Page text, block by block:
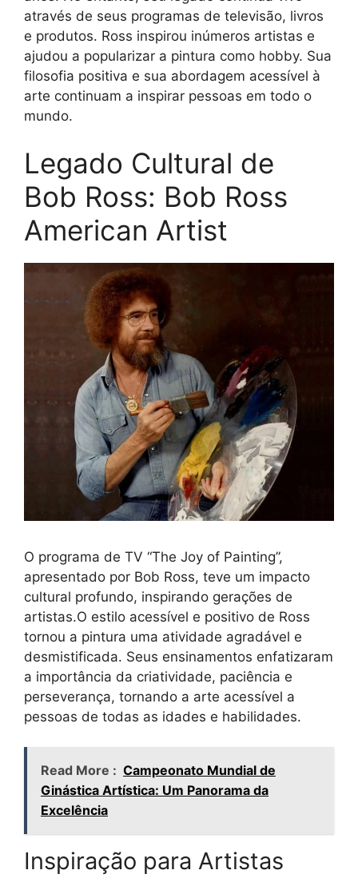
através de seus programas de televisão, livros
e produtos. Ross inspirou inúmeros artistas e
ajudou a popularizar a pintura como hobby. Sua
filosofia positiva e sua abordagem acessível à
arte continuam a inspirar pessoas em todo o
mundo.
Legado Cultural de
Bob Ross: Bob Ross
American Artist
O programa de TV “The Joy of Painting”,
apresentado por Bob Ross, teve um impacto
cultural profundo, inspirando gerações de
artistas.O estilo acessível e positivo de Ross
tornou a pintura uma atividade agradável e
desmistificada. Seus ensinamentos enfatizaram
a importância da criatividade, paciência e
perseverança, tornando a arte acessível a
pessoas de todas as idades e habilidades.
Read More : Campeonato Mundial de
Ginástica Artística: Um Panorama da
Excelência
Inspiração para Artistas